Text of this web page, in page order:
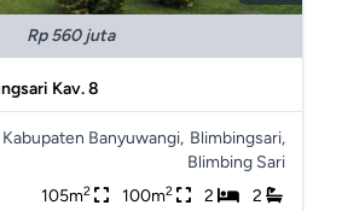
Rp 560 juta
Kav. 8
Kabupaten Banyuwangi, Blimbingsari,
Blimbing Sari
105m2 100m2 2 2